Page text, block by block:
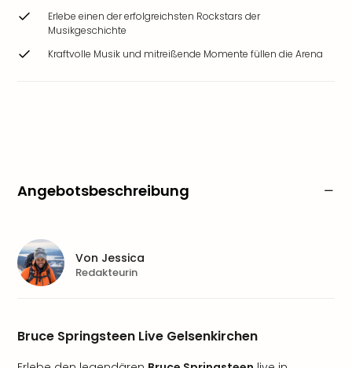
Erlebe einen der erfolgreichsten Rockstars der
Musikgeschichte
Kraftvolle Musik und mitreißende Momente füllen die Arena
Angebotsbeschreibung
Bruce Springsteen Live Gelsenkirchen
Von Jessica
Redakteurin